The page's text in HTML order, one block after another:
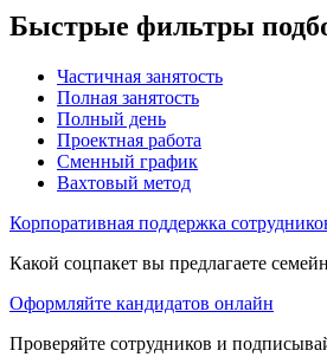
Быстрые фильтры
Частичная занятость
Полная занятость
Полный день
Проектная работа
Сменный график
Вахтовый метод
Корпоративная поддержка
Какой соцпакет вы предлагаете
Оформляйте кандидатов онлайн
Проверяйте сотрудников и